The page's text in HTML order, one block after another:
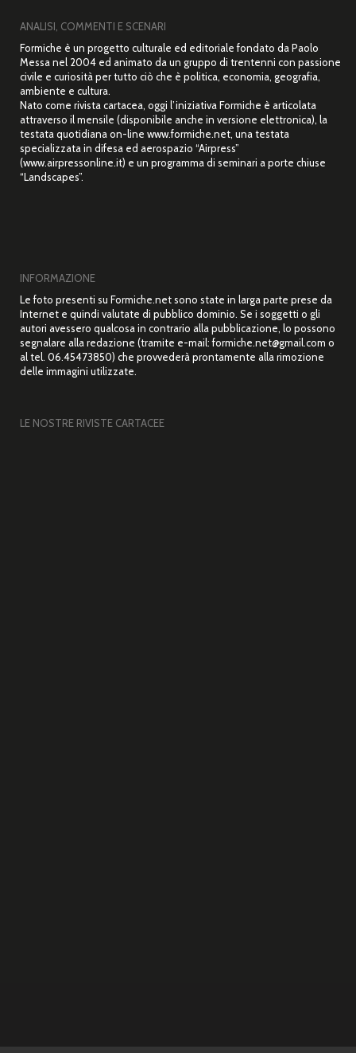
ANALISI, COMMENTI E SCENARI
Formiche è un progetto culturale ed editoriale fondato da Paolo
Messa nel 2004 ed animato da un gruppo di trentenni con passione
civile e curiosità per tutto ciò che è politica, economia, geografia,
ambiente e cultura.
Nato come rivista cartacea, oggi l’iniziativa Formiche è articolata
attraverso il mensile (disponibile anche in versione elettronica), la
testata quotidiana on-line www.formiche.net, una testata
specializzata in difesa ed aerospazio “Airpress”
(www.airpressonline.it) e un programma di seminari a porte chiuse
“Landscapes”.
INFORMAZIONE
Le foto presenti su Formiche.net sono state in larga parte prese da
Internet e quindi valutate di pubblico dominio. Se i soggetti o gli
autori avessero qualcosa in contrario alla pubblicazione, lo possono
segnalare alla redazione (tramite e-mail: formiche.net@gmail.com o
al tel. 06.45473850) che provvederà prontamente alla rimozione
delle immagini utilizzate.
LE NOSTRE RIVISTE CARTACEE